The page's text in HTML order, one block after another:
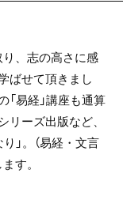
り、志の高さに感
ばせて頂きまし
易経」講座も通算
ーズ出版など、
」。（易経・文言
す。